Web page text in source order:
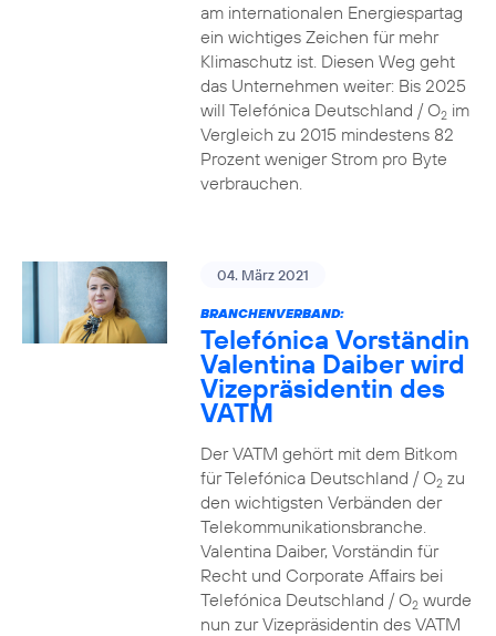
am internationalen Energiespartag
ein wichtiges Zeichen für mehr
Klimaschutz ist. Diesen Weg geht
das Unternehmen weiter: Bis 2025
will Telefónica Deutschland / O2im
Vergleich zu 2015 mindestens 82
Prozent weniger Strom pro Byte
verbrauchen.
04. März 2021
BRANCHENVERBAND:
Telefónica Vorständin
Valentina Daiber wird
Vizepräsidentin des
VATM
Der VATM gehört mit dem Bitkom
für Telefónica Deutschland / O2zu
den wichtigsten Verbänden der
Telekommunikationsbranche.
Valentina Daiber, Vorständin für
Recht und Corporate Affairs bei
Telefónica Deutschland / O2wurde
nun zur Vizepräsidentin des VATM